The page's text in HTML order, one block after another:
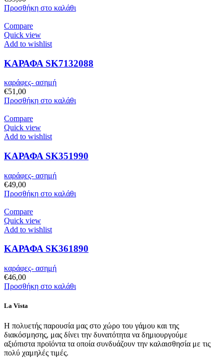
Προσθήκη στο καλάθι
Compare
Quick view
Add to wishlist
ΚΑΡΑΦΑ SK7132088
καράφες- ασημή
€51,00
Προσθήκη στο καλάθι
Compare
Quick view
Add to wishlist
ΚΑΡΑΦΑ SK351990
καράφες- ασημή
€49,00
Προσθήκη στο καλάθι
Compare
Quick view
Add to wishlist
ΚΑΡΑΦΑ SK361890
καράφες- ασημή
€46,00
Προσθήκη στο καλάθι
La Vista
Η πολυετής παρουσία μας στο χώρο του γάμου και της
διακόσμησης, μας δίνει την δυνατότητα να δημιουργούμε
αξιόπιστα προϊόντα τα οποία συνδυάζουν την καλαισθησία με τις
πολύ χαμηλές τιμές.